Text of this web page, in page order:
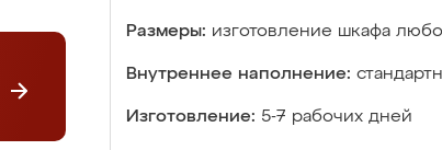
Размеры: изготовление шкафа
Внутреннее наполнение:
Изготовление: 5-7 рабочих дней